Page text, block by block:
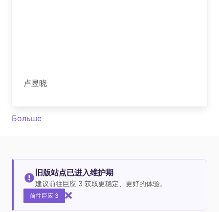
卢昱晓
Больше
旧版站点已进入维护期
建议前往巨应 3 获取更稳定、更好的体验。
前往巨应 3